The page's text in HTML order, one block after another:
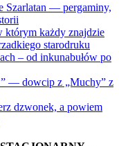
Szarlatan — pergaminy,
każdy znajdzie
starodruku
– od inkunabułów po
— dowcip z „Muchy” z
dzwonek, a powiem